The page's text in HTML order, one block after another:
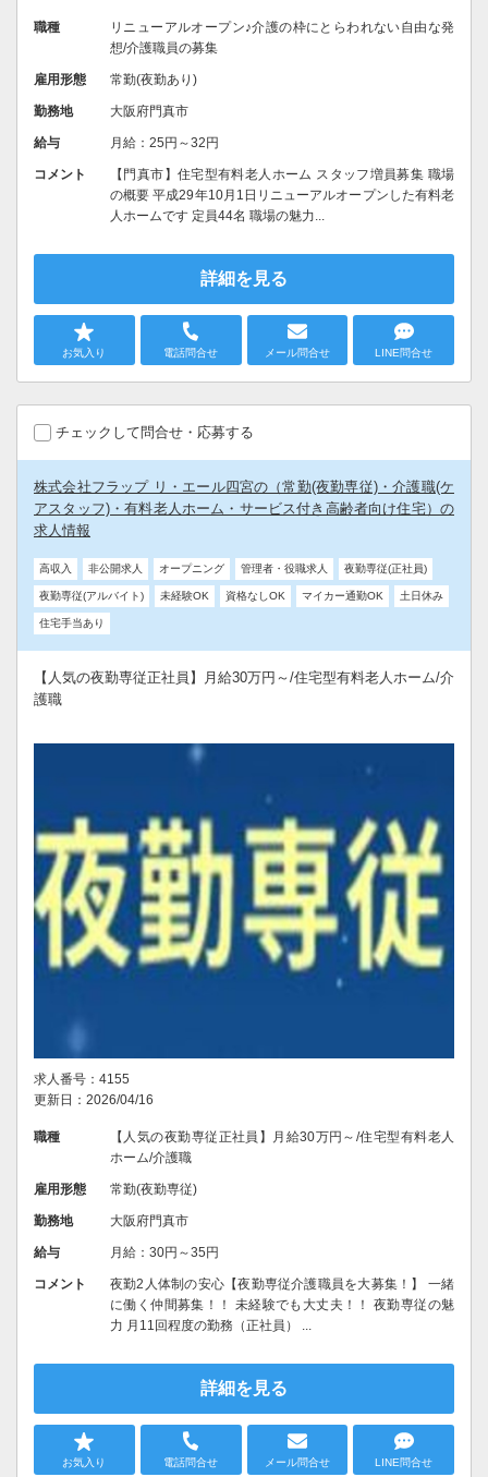
職種
リニューアルオープン♪介護の枠にとらわれない自由な発
想/介護職員の募集
雇用形態 常勤(夜勤あり)
勤務地 大阪府門真市
給与 月給：25円～32円
コメント
【門真市】住宅型有料老人ホーム スタッフ増員募集 職場
の概要 平成29年10月1日リニューアルオープンした有料老
人ホームです 定員44名 職場の魅力...
詳細を見る
お気入り 電話問合せ メール問合せ LINE問合せ
チェックして問合せ・応募する
株式会社フラップ リ・エール四宮の（常勤(夜勤専従)・介護職(ケ
アスタッフ)・有料老人ホーム・サービス付き高齢者向け住宅）の
求人情報
高収入 非公開求人 オープニング 管理者・役職求人 夜勤専従(正社員)
夜勤専従(アルバイト) 未経験OK 資格なしOK マイカー通勤OK 土日休み
住宅手当あり
【人気の夜勤専従正社員】月給30万円～/住宅型有料老人ホーム/介
護職
求人番号：4155
更新日：2026/04/16
職種
【人気の夜勤専従正社員】月給30万円～/住宅型有料老人
ホーム/介護職
雇用形態 常勤(夜勤専従)
勤務地 大阪府門真市
給与 月給：30円～35円
コメント
夜勤2人体制の安心【夜勤専従介護職員を大募集！】 一緒
に働く仲間募集！！ 未経験でも大丈夫！！ 夜勤専従の魅
力 月11回程度の勤務（正社員） ...
詳細を見る
お気入り 電話問合せ メール問合せ LINE問合せ